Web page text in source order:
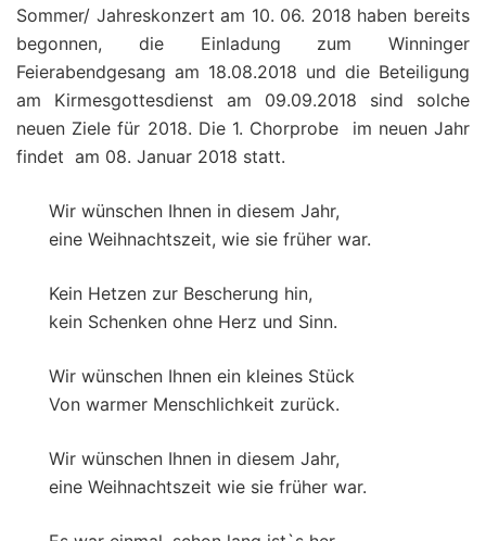
Sommer/ Jahreskonzert am 10. 06. 2018 haben bereits
begonnen, die Einladung zum Winninger
Feierabendgesang am 18.08.2018 und die Beteiligung
am Kirmesgottesdienst am 09.09.2018 sind solche
neuen Ziele für 2018. Die 1. Chorprobe im neuen Jahr
findet am 08. Januar 2018 statt.
Wir wünschen Ihnen in diesem Jahr,
eine Weihnachtszeit, wie sie früher war.
Kein Hetzen zur Bescherung hin,
kein Schenken ohne Herz und Sinn.
Wir wünschen Ihnen ein kleines Stück
Von warmer Menschlichkeit zurück.
Wir wünschen Ihnen in diesem Jahr,
eine Weihnachtszeit wie sie früher war.